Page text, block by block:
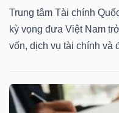
Trung tâm Tài chính
kỳ vọng đưa Việt Nam
vốn, dịch vụ tài chính và